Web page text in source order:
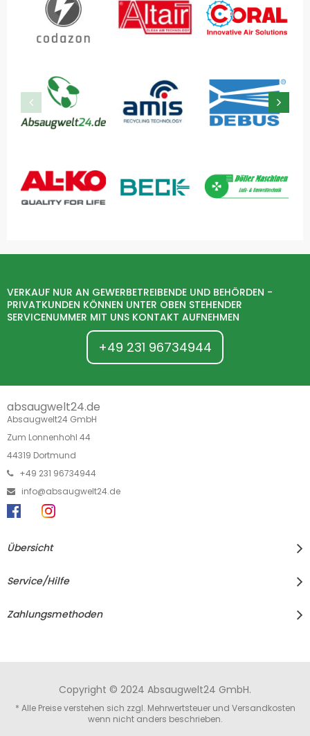
VERKAUF NUR AN GEWERBETREIBENDE UND BEHÖRDEN -
PRIVATKUNDEN KÖNNEN UNTER OBEN STEHENDER
SERVICENUMMER MIT UNS KONTAKT AUFNEHMEN
+49 231 96734944
absaugwelt24.de
Absaugwelt24 GmbH
Zum Lonnenhohl 44
44319 Dortmund
+49 231 96734944
info@absaugwelt24.de
Übersicht
Service/Hilfe
Zahlungsmethoden
Copyright © 2024 Absaugwelt24 GmbH.
* Alle Preise verstehen sich zzgl. Mehrwertsteuer und Versandkosten
wenn nicht anders beschrieben.